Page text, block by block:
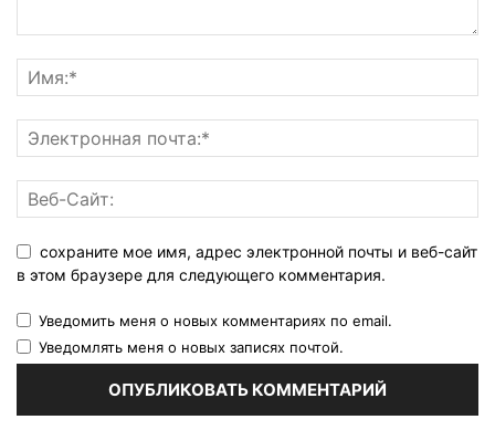
сохраните мое имя, адрес электронной почты и веб-сайт
в этом браузере для следующего комментария.
Уведомить меня о новых комментариях по email.
Уведомлять меня о новых записях почтой.